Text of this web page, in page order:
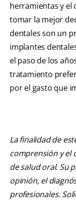
herramientas y el
tomar la mejor
dentales son un
implantes
el paso de los
tratamiento
por el gasto que
La finalidad de
comprensión y el
de salud oral. Su
opinión, el
profesionales.